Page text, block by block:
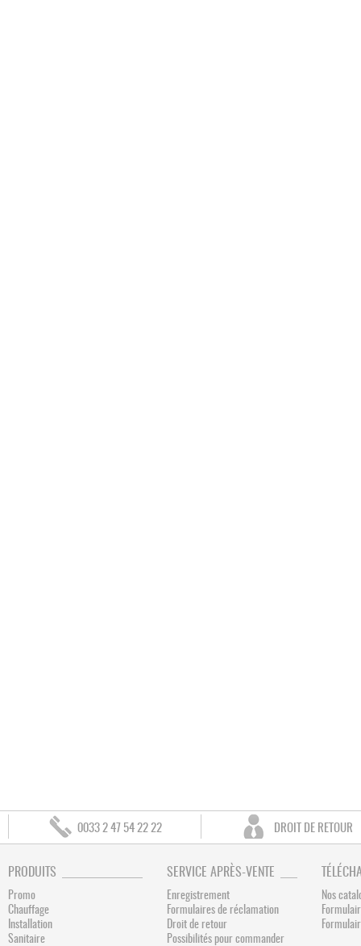
0033 2 47 54 22 22 DROIT DE RETOUR
PRODUITS
Promo
Chauffage
Installation
Sanitaire
SERVICE APRÈS-VENTE
Enregistrement
Formulaires de réclamation
Droit de retour
Possibilités pour commander
Nos